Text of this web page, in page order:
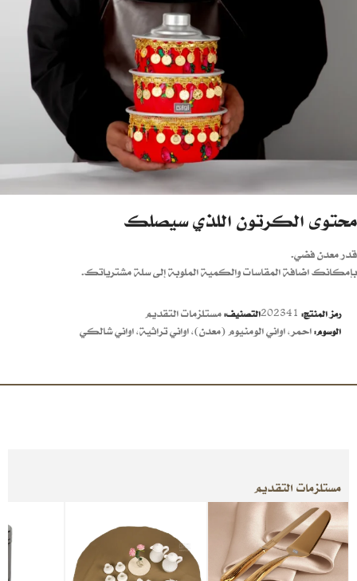
محتوى الكرتون اللذي سيصلك
قدر معدن فضي.
بإمكانك اضافة المقاسات والكمية الملوبة إلى سلة مشترياتك.
رمز المنتج: 202341التصنيف:مستلزمات التقديم
الوسوم:احمر,اواني الومنيوم (معدن),اواني تراثية,اواني شالكي
مستلزمات التقديم